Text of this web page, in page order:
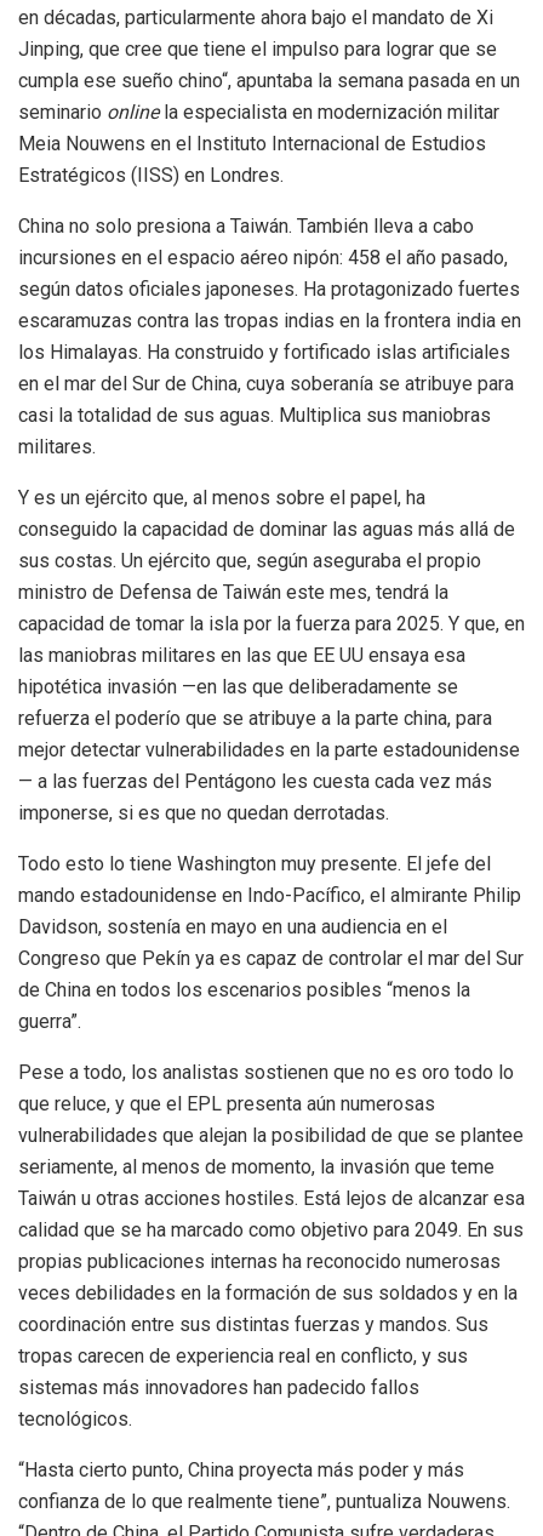
en décadas, particularmente ahora bajo el mandato de Xi
Jinping, que cree que tiene el impulso para lograr que se
cumpla ese sueño chino“, apuntaba la semana pasada en un
seminario onlinela especialista en modernización militar
Meia Nouwens en el Instituto Internacional de Estudios
Estratégicos (IISS) en Londres.
China no solo presiona a Taiwán. También lleva a cabo
incursiones en el espacio aéreo nipón: 458 el año pasado,
según datos oficiales japoneses. Ha protagonizado fuertes
escaramuzas contra las tropas indias en la frontera india en
los Himalayas. Ha construido y fortificado islas artificiales
en el mar del Sur de China, cuya soberanía se atribuye para
casi la totalidad de sus aguas. Multiplica sus maniobras
militares.
Y es un ejército que, al menos sobre el papel, ha
conseguido la capacidad de dominar las aguas más allá de
sus costas. Un ejército que, según aseguraba el propio
ministro de Defensa de Taiwán este mes, tendrá la
capacidad de tomar la isla por la fuerza para 2025. Y que, en
las maniobras militares en las que EE UU ensaya esa
hipotética invasión —en las que deliberadamente se
refuerza el poderío que se atribuye a la parte china, para
mejor detectar vulnerabilidades en la parte estadounidense
— a las fuerzas del Pentágono les cuesta cada vez más
imponerse, si es que no quedan derrotadas.
Todo esto lo tiene Washington muy presente. El jefe del
mando estadounidense en Indo-Pacífico, el almirante Philip
Davidson, sostenía en mayo en una audiencia en el
Congreso que Pekín ya es capaz de controlar el mar del Sur
de China en todos los escenarios posibles “menos la
guerra”.
Pese a todo, los analistas sostienen que no es oro todo lo
que reluce, y que el EPL presenta aún numerosas
vulnerabilidades que alejan la posibilidad de que se plantee
seriamente, al menos de momento, la invasión que teme
Taiwán u otras acciones hostiles. Está lejos de alcanzar esa
calidad que se ha marcado como objetivo para 2049. En sus
propias publicaciones internas ha reconocido numerosas
veces debilidades en la formación de sus soldados y en la
coordinación entre sus distintas fuerzas y mandos. Sus
tropas carecen de experiencia real en conflicto, y sus
sistemas más innovadores han padecido fallos
tecnológicos.
“Hasta cierto punto, China proyecta más poder y más
confianza de lo que realmente tiene”, puntualiza Nouwens.